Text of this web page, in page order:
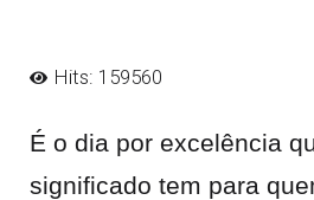
Hits: 159560
É o dia por excelência
significado tem para